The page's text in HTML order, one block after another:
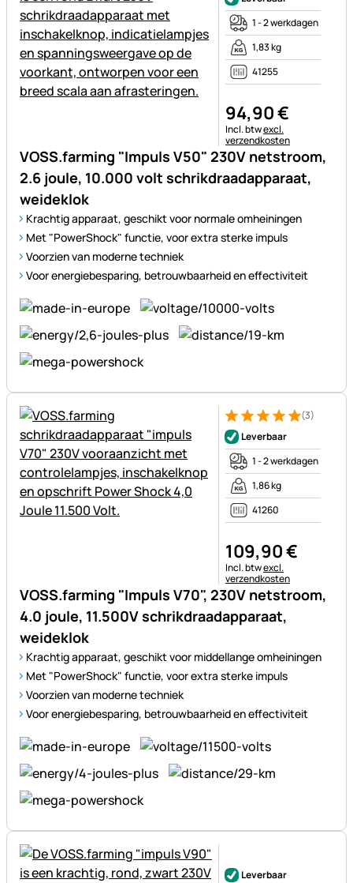
VOSS.farming "Impuls V50" 230V netstroom,
2.6 joule, 10.000 volt schrikdraadapparaat,
weideklok
Krachtig apparaat, geschikt voor normale omheiningen
Met "PowerShock" functie, voor extra sterke impuls
Voorzien van moderne techniek
Voor energiebesparing, betrouwbaarheid en effectiviteit
1 - 2 werkdagen
1,83 kg
41255
94,90€
Belastinginformatie:
Incl. btwexcl.
verzendkosten
VOSS.farming "Impuls V70", 230V netstroom,
4.0 joule, 11.500V schrikdraadapparaat,
weideklok
Krachtig apparaat, geschikt voor middellange omheiningen
Met "PowerShock" functie, voor extra sterke impuls
Voorzien van moderne techniek
Voor energiebesparing, betrouwbaarheid en effectiviteit
Beoordeling: 5 van 5 (3
3 Bewertungen
(3)
Leverbaar
1 - 2 werkdagen
1,86 kg
41260
109,90€
Belastinginformatie:
Incl. btwexcl.
verzendkosten
Leverbaar